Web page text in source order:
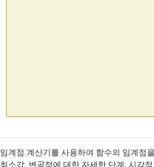
임계점 계산기를 사용하여 함수의 임계점
최소값, 변곡점에 대한 자세한 단계, 시각